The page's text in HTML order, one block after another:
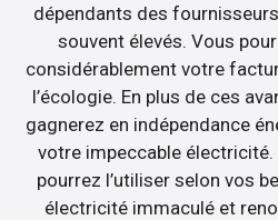
dépendants des
souvent élevés. Vous
considérablement votre
l’écologie. En plus de ces
gagnerez en indépendance
votre impeccable
pourrez l’utiliser selon vos
électricité immaculé et